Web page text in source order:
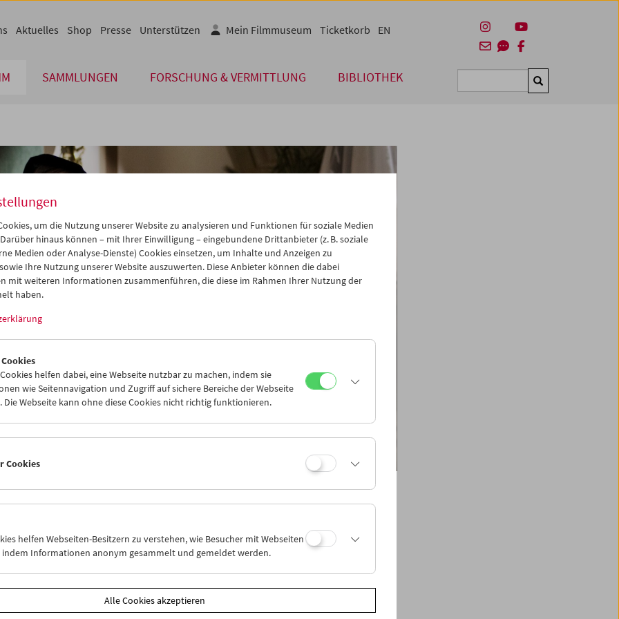
SAMMLUNGEN FORSCHUNG & VERMITTLUNG BIBLIOTHEK Suchen
Aktuelles Shop Presse Unterstützen Mein Filmmuseum Ticketkorb EN
addormentata" von Marco Bellocchio
Jänner 2017
40 Jahren nähert sich Marco Bellocchio dem Politischen über das Persönliche. Und
Filme in der Vergangenheit oder in der Gegenwart spielen, ständig scheint ganz
um die Nutzung unserer Website zu analysieren und Funktionen für soziale Medien
hinaus können – mit Ihrer Einwilligung – eingebundene Drittanbieter (z. B. soziale
Medien oder Analyse-Dienste) Cookies einsetzen, um Inhalte und Anzeigen zu
Ihre Nutzung unserer Website auszuwerten. Diese Anbieter können die dabei
mit weiteren Informationen zusammenführen, die diese im Rahmen Ihrer Nutzung der
haben.
helfen dabei, eine Webseite nutzbar zu machen, indem sie
wie Seitennavigation und Zugriff auf sichere Bereiche der Webseite
Die Webseite kann ohne diese Cookies nicht richtig funktionieren.
Cookies
helfen Webseiten-Besitzern zu verstehen, wie Besucher mit Webseiten
indem Informationen anonym gesammelt und gemeldet werden.
Alle Cookies akzeptieren